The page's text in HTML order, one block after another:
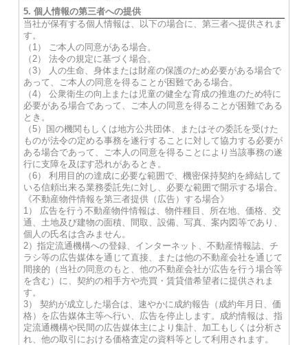
5. 個人情報の第三者への提供
当社が保有する個人情報は、以下の場合に、第三者へ提供されま
す。
（1） ご本人の同意がある場合。
（2） 法令の規定に基づく場合。
（3） 人の生命、身体または財産の保護のため必要がある場合で
あって、ご本人の同意を得ることが困難である場合。
（4） 公衆衛生の向上または児童の健全な育成の推進のため特に
必要がある場合であって、ご本人の同意を得ることが困難である
とき。
（5）国の機関もしくは地方公共団体、またはその委託を受けた
ものが法令の定める事務を遂行することに対して協力する必要が
ある場合であって、ご本人の同意を得ることにより当該事務の遂
行に支障を及ぼす恐れがあるとき。
（6） 利用目的の達成に必要な範囲で、機密保持契約を締結して
いる信頼出来る業務委託先に対し、必要な範囲で開示する場合。
《不動産物件情報を第三者提供（広告）する場合》
1） 広告を行う不動産物件情報は、物件種目、所在地、価格、交
通、土地及び建物の面積、間取、設備、写真、案内図等であり、
個人の氏名は含みません。
2）指定流通機構への登録、インターネット、不動産情報誌、チ
ラシ等の広告媒体を通じて直接、または他の不動産会社を通じて
間接的（当社の同意のもと、他の不動産会社が広告を行う場合等
を含む）に、契約の相手方や売買・賃貸借希望者に提供されま
す。
3） 契約が成立した場合は、速やかに成約報告（成約年月日、価
格）を広告媒体主等へ行い、広告を停止します。成約情報は、指
定流通機構や民間の広告媒体主により集計、加工もしくは分析さ
れ、他の取引における価格査定の資料等として利用されます。